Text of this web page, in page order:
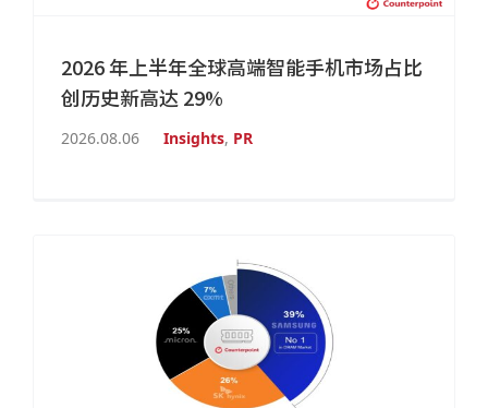
2026 年上半年全球高端智能手机市场占比
创历史新高达 29%
2026.08.06 Insights, PR